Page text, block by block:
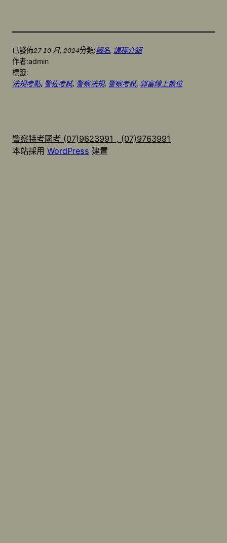
已發佈27 10 月, 2024分類:報名, 課程介紹
作者:admin
標籤:
法規考點, 警佐考試, 警察法規, 警察考試, 郭富線上數位
警察特考國考 (07)9623991 , (07)9763991
本站採用 WordPress 建置